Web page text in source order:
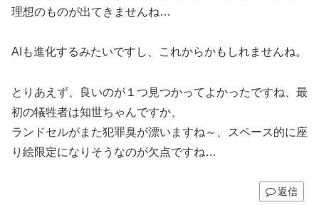
理想のものが出てきませんね…
AIも進化するみたいですし、これからかもしれませんね。
とりあえず、良いのが１つ見つかってよかったですね、最
初の犠牲者は知世ちゃんですか、
ランドセルがまた犯罪臭が漂いますね～、スペース的に座
り絵限定になりそうなのが欠点ですね…
返信